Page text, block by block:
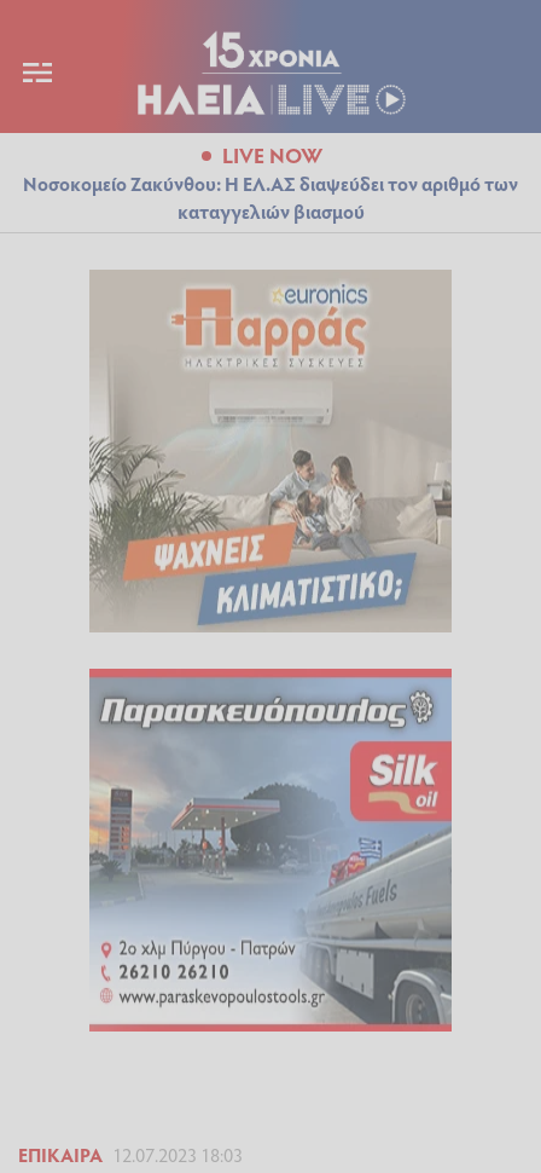
LIVE NOW
Νοσοκομείο Ζακύνθου: Η ΕΛ.ΑΣ διαψεύδει τον αριθμό των
καταγγελιών βιασμού
ΕΠΊΚΑΙΡΑ 12.07.2023 18:03